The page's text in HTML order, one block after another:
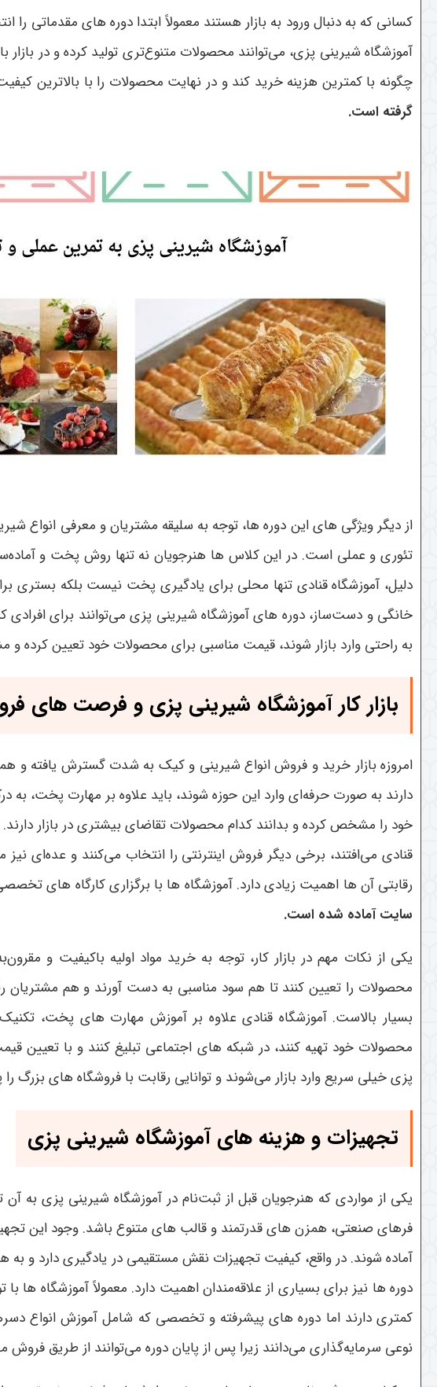
کسانی که به دنبال ورود به بازار هستند معمولاً ابتدا دوره های مقدماتی
آموزشگاه شیرینی پزی، می‌توانند محصولات متنوع‌تری تولید کرده و در
چگونه با کمترین هزینه خرید کند و در نهایت محصولات را با بالاترین
گرفته است.
از دیگر ویژگی های این دوره ها، توجه به سلیقه مشتریان و معرفی انواع
تئوری و عملی است. در این کلاس ها هنرجویان نه تنها روش پخت و
دلیل، آموزشگاه قنادی تنها محلی برای یادگیری پخت نیست بلکه بستری
خانگی و دست‌ساز، دوره های آموزشگاه شیرینی پزی می‌توانند برای افرادی که
به راحتی وارد بازار شوند، قیمت مناسبی برای محصولات خود تعیین کرده و
بازار کار آموزشگاه شیرینی پزی و فرصت های
امروزه بازار خرید و فروش انواع شیرینی و کیک به شدت گسترش یافته و
دارند به صورت حرفه‌ای وارد این حوزه شوند، باید علاوه بر مهارت پخت،
خود را مشخص کرده و بدانند کدام محصولات تقاضای بیشتری در بازار دارند.
قنادی می‌افتند، برخی دیگر فروش اینترنتی را انتخاب می‌کنند و عده‌ای
رقابتی آن ها اهمیت زیادی دارد. آموزشگاه ها با برگزاری کارگاه های
سایت آماده شده است.
یکی از نکات مهم در بازار کار، توجه به خرید مواد اولیه باکیفیت و
محصولات را تعیین کنند تا هم سود مناسبی به دست آورند و هم مشتریان
بسیار بالاست. آموزشگاه قنادی علاوه بر آموزش مهارت های پخت،
محصولات خود تهیه کنند، در شبکه های اجتماعی تبلیغ کنند و با
پزی خیلی سریع وارد بازار می‌شوند و توانایی رقابت با فروشگاه های بزرگ را
تجهیزات و هزینه های آموزشگاه شیرینی پزی
یکی از مواردی که هنرجویان قبل از ثبت‌نام در آموزشگاه شیرینی پزی به
فرهای صنعتی، همزن های قدرتمند و قالب های متنوع باشد. وجود این
آماده شوند. در واقع، کیفیت تجهیزات نقش مستقیمی در یادگیری دارد و
دوره ها نیز برای بسیاری از علاقه‌مندان اهمیت دارد. معمولاً آموزشگاه
کمتری دارند اما دوره های پیشرفته و تخصصی که شامل آموزش انواع
نوعی سرمایه‌گذاری می‌دانند زیرا پس از پایان دوره می‌توانند از طریق